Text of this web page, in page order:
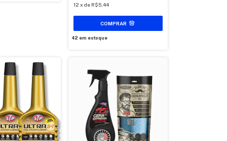
12 x de R$5,44
42 em estoque